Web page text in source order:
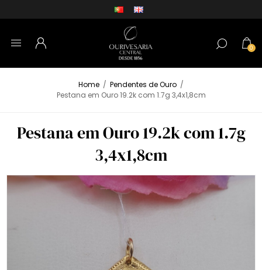
0
Home / Pendentes de Ouro /
Pestana em Ouro 19.2k com 1.7g 3,4x1,8cm
Pestana em Ouro 19.2k com 1.7g
3,4x1,8cm